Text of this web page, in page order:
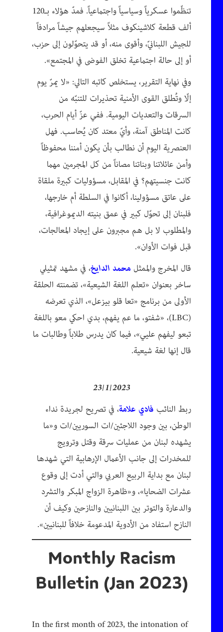
تنظّموا عسكرياً وسياسياً واجتماعياً. فمدّ هؤلاء بـ120
ألف قطعة كلاشينكوف مثلاً سيجعلهم جيشاً مرادفاً
للجيش اللبنانيّ، وأقوى منه، أو قد يتحوّلون إلى حزب،
أو إلى حالة اجتماعية تخلق الفوضى في المجتمع».
وفي نهاية التقرير، يستخلص كاتبه التالي: «لا يمرّ يوم
إلّا وتُطلق القوى الأمنية تحذيرات للتنبّه من
السرقات والتعديات اليومية. ففي عزّ أيام الحرب،
كانت المناطق آمنة، وأيّ معتد كان يُحاسب. فهل
العنصرية اليوم أن نطالب بأن يكون أمننا محفوظاً
وأمن عائلاتنا وبناتنا مصاناً من كل المجرمين مهما
كانت جنسيتهم؟ في المقابل، مسؤوليات كبيرة ملقاة
على عاتق مسؤولينا، أكانوا في السلطة أم خارجها،
فلبنان إلى تحوّل كبير في عمق بنيته الديموغرافية،
والمطلوب لا بل هم مجبرون على إيجاد المعالجات،
قبل فوات الأوان».
قال المخرج والممثل محمد الدايخ، في مشهد تمثيلي
ساخر بعنوان «تعلم اللغة الشيعية»، تضمنته الحلقة
الأولى من برنامج «تعا قلو بيزعل»، الذي تعرضه
(LBC)، «شفتو، ما عم يفهم، بدي احكي معو باللغة
تبعو ليفهم عليي»، فيما كان يدرس طلاباً وطالبات ما
قال إنها لغة شيعية.
23/1/2023
ربط النائب فادي علامة، في تصريح لجريدة نداء
الوطن، بين وجود اللاجئين/ات السوريين/ات و«ما
يشهده لبنان من عمليات سرقة وقتل وترويج
للمخدرات إلى جانب الأعمال الإرهابية التي شهدها
لبنان مع بداية الربيع العربي والتي أدت إلى وقوع
عشرات الضحايا»، و«ظاهرة الزواج المبكر والتشرد
والدعارة والتوتر بين اللبنانيين والنازحين وكيف أن
النازح استفاد من الأدوية المدعومة خلافاً للبنانيين».
Monthly Racism
Bulletin (Jan 2023)
In the first month of 2023, the intonation of